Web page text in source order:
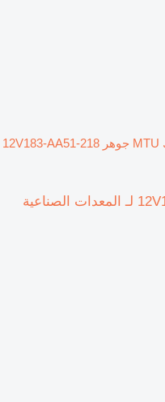
المحرك MTU جوهر 12V183-AA51-218